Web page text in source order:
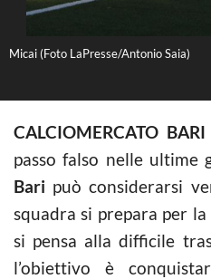
Micai (Foto LaPresse/Antonio Saia)
CALCIOMERCATO
passo falso nelle ultime
Bari può considerarsi
squadra si prepara per
si pensa alla difficile
l’obiettivo è